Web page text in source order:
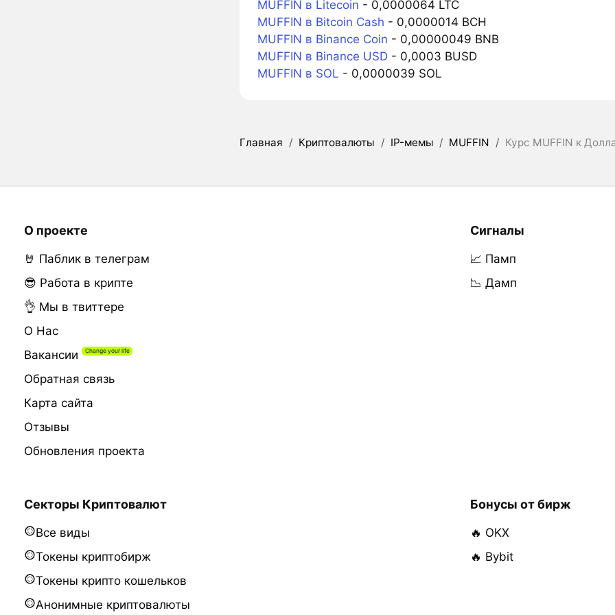
MUFFIN в Litecoin - 0,0000064 LTC
MUFFIN в Bitcoin Cash - 0,0000014 BCH
MUFFIN в Binance Coin - 0,00000049 BNB
MUFFIN в Binance USD- 0,0003 BUSD
MUFFIN в SOL - 0,0000039 SOL
Главная / Криптовалюты / IP-мемы / MUFFIN / Курс MUFFIN к
О проекте
🤘 Паблик в телеграм
😎 Работа в крипте
👌 Мы в твиттере
О Нас
Вакансии
Обратная связь
Карта сайта
Отзывы
Обновления проекта
Сигналы
📈 Памп
📉 Дамп
Секторы Криптовалют
Все виды
Токены криптобирж
Токены крипто кошельков
Анонимные криптовалюты
Бонусы от бирж
🔥 OKX
🔥 Bybit